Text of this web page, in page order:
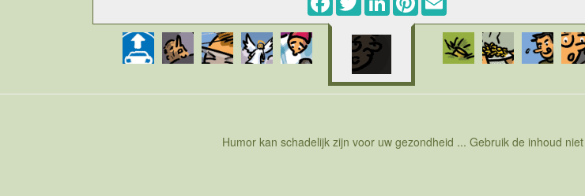
bezoek van president Obama aan Belgie. Naast een aantal gebeurtenissen in Brussel, zoals
in de Bozar, gaat er uiteindelijk ook een bezoek door aan Waregem. De amerikaanse president
bezoek brengen aan het kerkhof dat daar ligt. Een groot aantal amerikaans jonge mannen
twee wereldoorlogen immers op vreemde grond hun leven gegeven voor de vrijheid. Het kerhof
is eigenlijk een stukje Amerikaanse grond in Belgie. De herdenking door president Obama
heel wat gevolgen gehad voor Waregem en zijn inwoners. De veiligheidsmaatregelen zijn
Humor kan schadelijk zijn voor uw gezondheid ... Gebruik de inhoud